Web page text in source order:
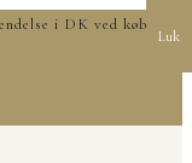
i DK ved køb over
Luk